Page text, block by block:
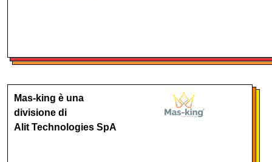
Mas-king è una
divisione di
Alit Technologies SpA